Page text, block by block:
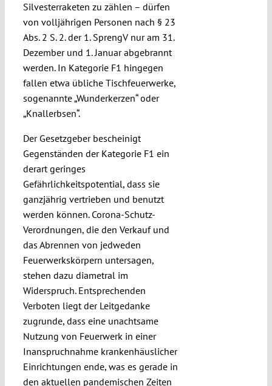
Silvesterraketen zu zählen – dürfen
von volljährigen Personen nach § 23
Abs. 2 S. 2. der 1. SprengV nur am 31.
Dezember und 1. Januar abgebrannt
werden. In Kategorie F1 hingegen
fallen etwa übliche Tischfeuerwerke,
sogenannte „Wunderkerzen“ oder
„Knallerbsen“.
Der Gesetzgeber bescheinigt
Gegenständen der Kategorie F1 ein
derart geringes
Gefährlichkeitspotential, dass sie
ganzjährig vertrieben und benutzt
werden können. Corona-Schutz-
Verordnungen, die den Verkauf und
das Abrennen von jedweden
Feuerwerkskörpern untersagen,
stehen dazu diametral im
Widerspruch. Entsprechenden
Verboten liegt der Leitgedanke
zugrunde, dass eine unachtsame
Nutzung von Feuerwerk in einer
Inanspruchnahme krankenhäuslicher
Einrichtungen ende, was es gerade in
den aktuellen pandemischen Zeiten